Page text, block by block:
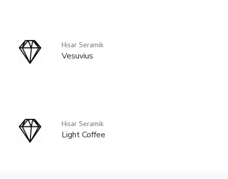
Hisar Seramik
Vesuvius
Hisar Seramik
Light Coffee